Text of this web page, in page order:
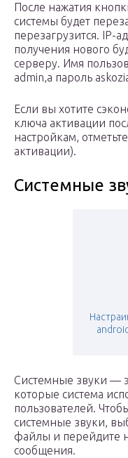
После нажатия
системы будет
перезагрузится. IP-
получения нового
серверу. Имя
admin,а пароль
Если вы хотите
ключа активации
настройкам,
активации).
Системные
Системные звуки —
которые система
пользователей.
системные звуки,
файлы и перейдите
сообщения.